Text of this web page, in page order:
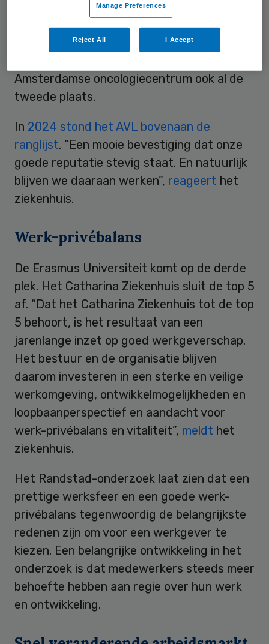
TNO sleept de eerste plaats in de wacht.
Daarna volgt het Antoni van Leeuwenhoek
als meest aantrekkelijke werkgever van
Amsterdamse oncologiecentrum ook al de
tweede plaats.
In 2024 stond het AVL bovenaan de
ranglijst. “Een mooie bevestiging dat onze
goede reputatie stevig staat. En natuurlijk
blijven we daaraan werken”, reageert het
ziekenhuis.
Werk-privébalans
De Erasmus Universiteit komt op de derde
plek. Het Catharina Ziekenhuis sluit de top 5
af. “Dat het Catharina Ziekenhuis tot de top
5 behoort, is het resultaat van een
jarenlange inzet op goed werkgeverschap.
Het bestuur en de organisatie blijven
daarom investeren in een sterke en veilige
werkomgeving, ontwikkelmogelijkheden en
loopbaanperspectief en aandacht voor
werk-privébalans en vitaliteit”, meldt het
ziekenhuis.
Het Randstad-onderzoek laat zien dat een
prettige werksfeer en een goede werk-
privébalans tegenwoordig de belangrijkste
redenen zijn om voor een werkgever te
kiezen. Een belangrijke ontwikkeling in het
onderzoek is dat medewerkers steeds meer
behoefte hebben aan regie over hun werk
en ontwikkeling.
Manage Preferences
Reject All I Accept